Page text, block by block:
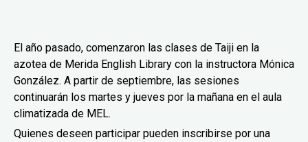
El año pasado, comenzaron las clases de Taiji en la
azotea de Merida English Library con la instructora Mónica
González. A partir de septiembre, las sesiones
continuarán los martes y jueves por la mañana en el aula
climatizada de MEL.
Quienes deseen participar pueden inscribirse por una